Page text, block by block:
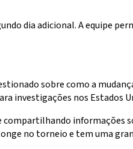
dia adicional. A equipe
sobre como a
investigações nos Estados
informações
no torneio e tem uma